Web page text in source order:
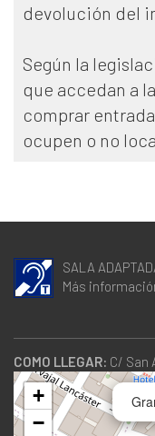
devolución del
Según la
que accedan a
comprar
ocupen o no
SALA
Más
COMO LLEGAR: C/ San
+
−